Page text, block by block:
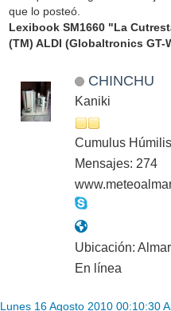
que lo posteó.
Lexibook SM1660 "La
(TM) ALDI (Globaltronics GT-
CHINCHU
Kaniki
Cumulus Húmilis
Mensajes: 274
Ubicación:
En línea
Lunes 16 Agosto 2010 00:10:30